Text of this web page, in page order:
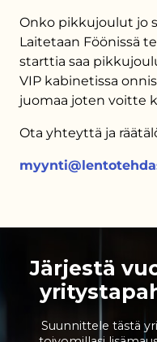
Onko pikkujoulut jo
Laitetaan Föönissä
starttia saa
VIP kabinetissa
juomaa joten voitte
Ota yhteyttä ja